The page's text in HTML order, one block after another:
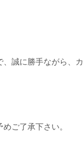
誠に勝手ながら、カ
ご了承下さい。